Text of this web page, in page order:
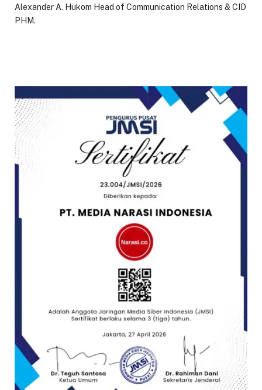
Alexander A. Hukom Head of Communication Relations & CID
PHM.